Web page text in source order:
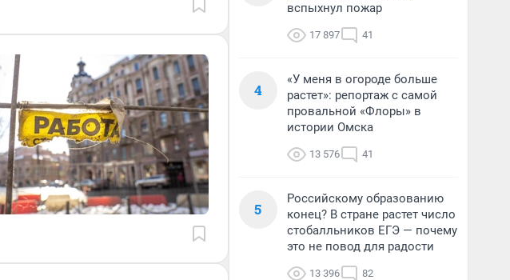
вспыхнул пожар
17 897 41
4
«У меня в огороде больше
растет»: репортаж с самой
провальной «Флоры» в
истории Омска
13 576 41
5
Российскому образованию
конец? В стране растет число
стобалльников ЕГЭ — почему
это не повод для радости
13 396 82